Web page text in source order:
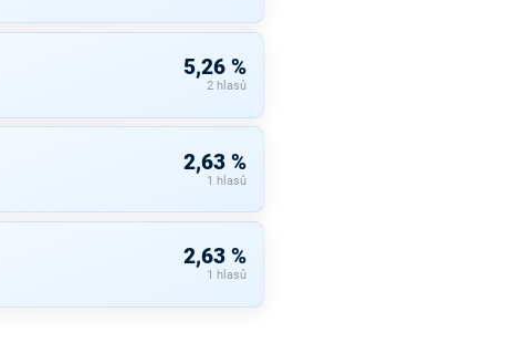
5,26 %
2 hlasů
2,63 %
1 hlasů
2,63 %
1 hlasů